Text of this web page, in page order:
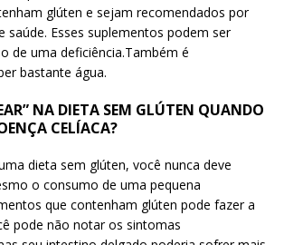
glúten e sejam recomendados por
saúde. Esses suplementos podem ser
de uma deficiência.Também é
bastante água.
NA DIETA SEM GLÚTEN QUANDO
CELÍACA?
dieta sem glúten, você nunca deve
o consumo de uma pequena
que contenham glúten pode fazer a
pode não notar os sintomas